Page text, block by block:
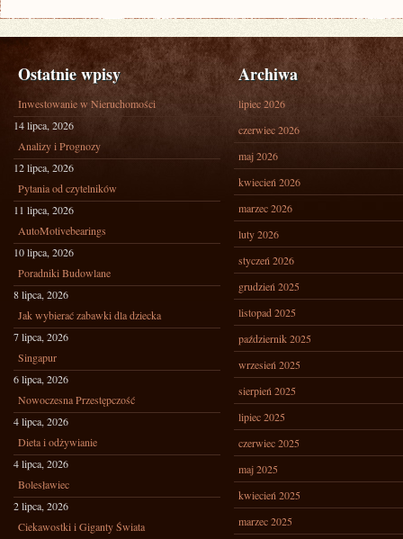
Ostatnie wpisy
Inwestowanie w Nieruchomości
14 lipca, 2026
Analizy i Prognozy
12 lipca, 2026
Pytania od czytelników
11 lipca, 2026
AutoMotivebearings
10 lipca, 2026
Poradniki Budowlane
8 lipca, 2026
Jak wybierać zabawki dla dziecka
7 lipca, 2026
Singapur
6 lipca, 2026
Nowoczesna Przestępczość
4 lipca, 2026
Dieta i odżywianie
4 lipca, 2026
Bolesławiec
2 lipca, 2026
Ciekawostki i Giganty Świata
Archiwa
lipiec 2026
czerwiec 2026
maj 2026
kwiecień 2026
marzec 2026
luty 2026
styczeń 2026
grudzień 2025
listopad 2025
październik 2025
wrzesień 2025
sierpień 2025
lipiec 2025
czerwiec 2025
maj 2025
kwiecień 2025
marzec 2025